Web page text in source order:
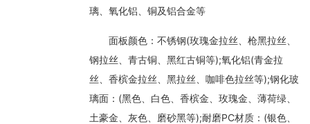
璃、氧化铝、铜及铝合金等
面板颜色：不锈钢(玫瑰金拉丝、枪黑拉丝、
钢拉丝、青古铜、黑红古铜等);氧化铝(青金拉
丝、香槟金拉丝、黑拉丝、咖啡色拉丝等);钢化玻
璃面：(黑色、白色、香槟金、玫瑰金、薄荷绿、
土豪金、灰色、磨砂黑等);耐磨PC材质：(银色、